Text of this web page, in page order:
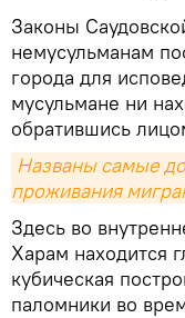
Законы
немусульманам
города для
мусульмане ни
обратившись
Названы самые
проживания
Здесь во
Харам находится
кубическая
паломники во